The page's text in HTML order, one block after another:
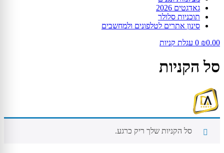
גאדגטים 2026
תוכניות סלולר
סינון אתרים לטלפונים ולמחשבים
₪0.00
0 עגלת קניות
סל הקניות
סל הקניות שלך ריק כרגע.